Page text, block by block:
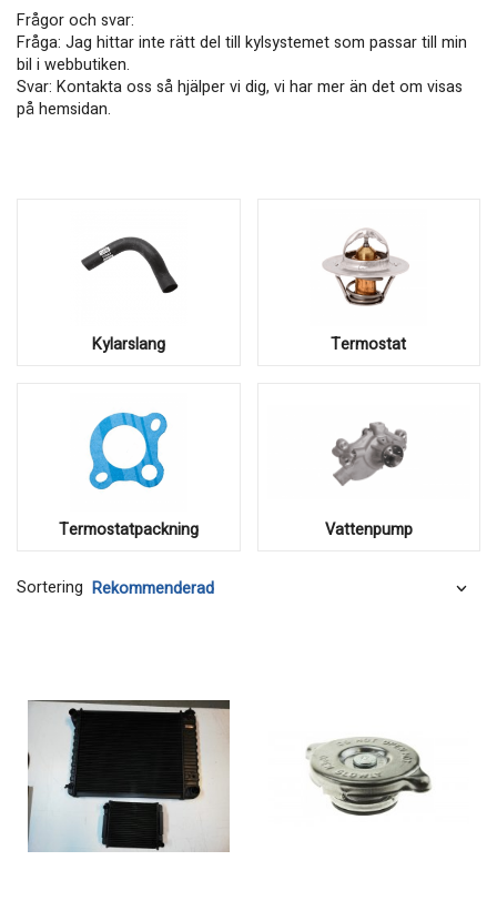
Frågor och svar:
Fråga: Jag hittar inte rätt del till kylsystemet som passar till min
bil i webbutiken.
Svar: Kontakta oss så hjälper vi dig, vi har mer än det om visas
på hemsidan.
Kylarslang Termostat
Termostatpackning Vattenpump
Sortering